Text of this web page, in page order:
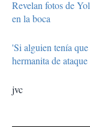
Revelan fotos de
en la boca
'Si alguien tenía
hermanita de
jvc